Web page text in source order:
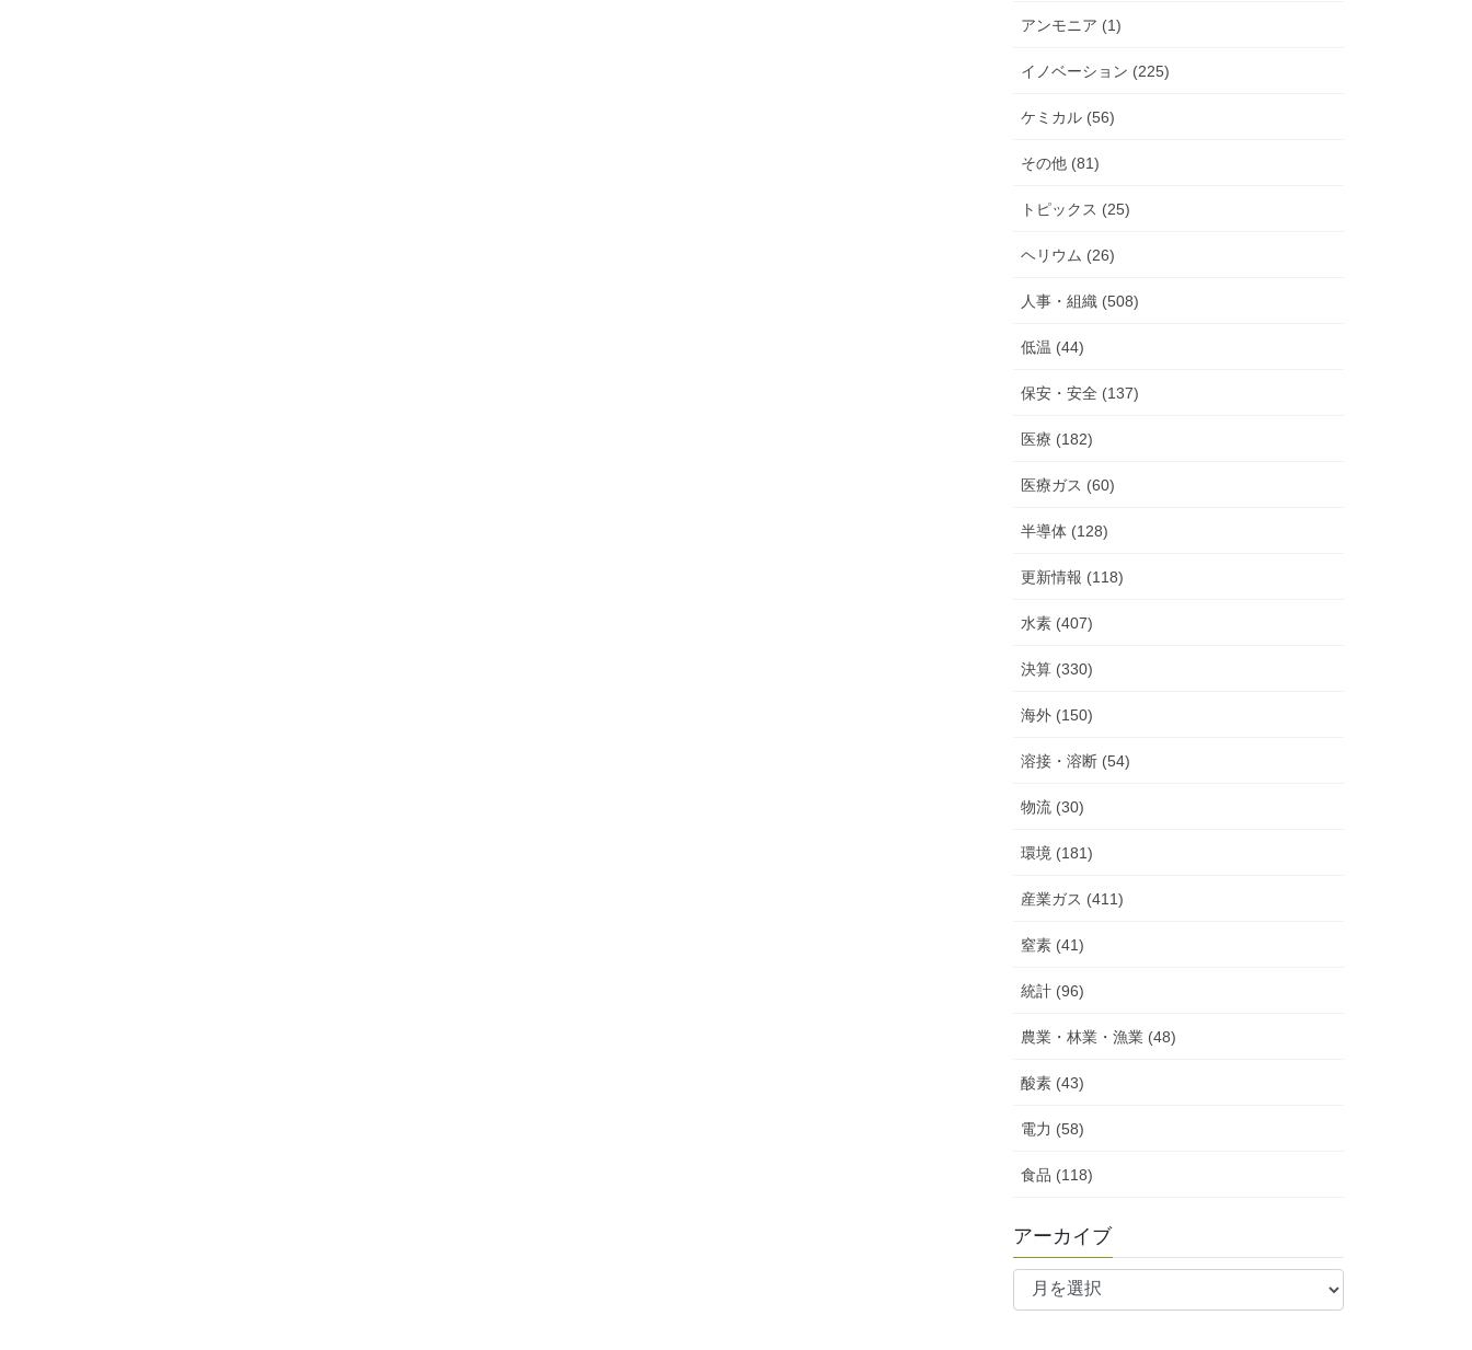
アンモニア (1)
イノベーション (225)
ケミカル (56)
その他 (81)
トピックス (25)
ヘリウム (26)
人事・組織 (508)
低温 (44)
保安・安全 (137)
医療 (182)
医療ガス (60)
半導体 (128)
更新情報 (118)
水素 (407)
決算 (330)
海外 (150)
溶接・溶断 (54)
物流 (30)
環境 (181)
産業ガス (411)
窒素 (41)
統計 (96)
農業・林業・漁業 (48)
酸素 (43)
電力 (58)
食品 (118)
アーカイブ
ア